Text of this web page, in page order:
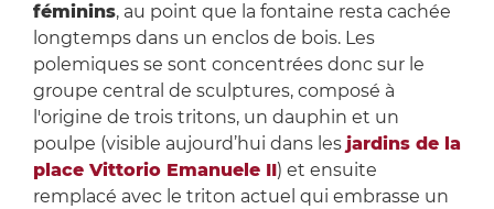
féminins, au point que la fontaine resta cachée
longtemps dans un enclos de bois. Les
polemiques se sont concentrées donc sur le
groupe central de sculptures, composé à
l'origine de trois tritons, un dauphin et un
poulpe (visible aujourd’hui dans les jardins de la
place Vittorio Emanuele II) et ensuite
remplacé avec le triton actuel qui embrasse un